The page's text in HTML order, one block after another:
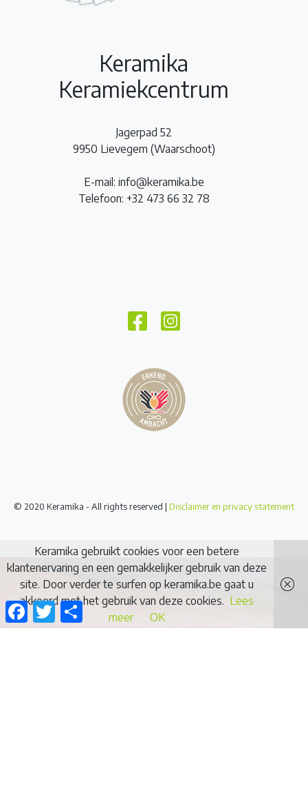
Keramika
Keramiekcentrum
Jagerpad 52
9950 Lievegem (Waarschoot)
E-mail: info@keramika.be
Telefoon: +32 473 66 32 78
© 2020 Keramika - All rights reserved | Disclaimer en privacy statement
FacebookTwitterDelen
Keramika gebruikt cookies voor een betere
klantenervaring en een gemakkelijker gebruik van deze
site. Door verder te surfen op keramika.be gaat u
akkoord met het gebruik van deze cookies. Lees
meer
OK